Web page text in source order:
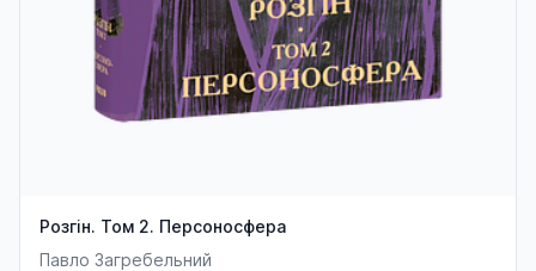
Розгін. Том 2. Персоносфера
Павло Загребельний